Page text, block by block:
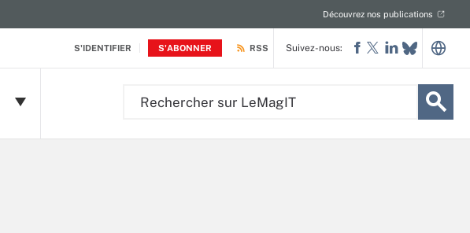
S'IDENTIFIER S'ABONNER
Découvrez nos publications
RSS Suivez-nous: